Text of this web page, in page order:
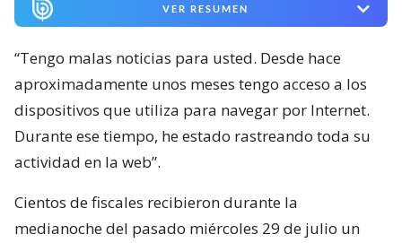
VER RESUMEN
“Tengo malas noticias para usted. Desde hace
aproximadamente unos meses tengo acceso a los
dispositivos que utiliza para navegar por Internet.
Durante ese tiempo, he estado rastreando toda su
actividad en la web”.
Cientos de fiscales recibieron durante la
medianoche del pasado miércoles 29 de julio un